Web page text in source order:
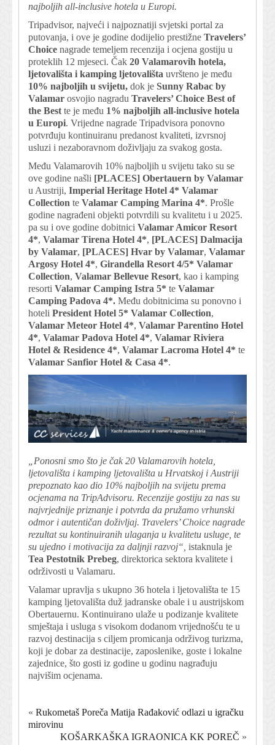
najboljih all-inclusive hotela u Europi.
Tripadvisor, najveći i najpoznatiji svjetski portal za
putovanja, i ove je godine dodijelio prestižne Travelers’
Choice nagrade temeljem recenzija i ocjena gostiju u
proteklih 12 mjeseci. Čak 20 Valamarovih hotela,
ljetovališta i kamping ljetovališta uvršteno je među
10% najboljih u svijetu, dok je Sunny Rabac by
Valamar osvojio nagradu Travelers’ Choice Best of
the Best te je među 1% najboljih all-inclusive hotela
u Europi. Vrijedne nagrade Tripadvisora ponovno
potvrđuju kontinuiranu predanost kvaliteti, izvrsnoj
usluzi i nezaboravnom doživljaju za svakog gosta.
Među Valamarovih 10% najboljih u svijetu tako su se
ove godine našli [PLACES] Obertauern by Valamar
u Austriji, Imperial Heritage Hotel 4* Valamar
Collection te Valamar Camping Marina 4*. Prošle
godine nagrađeni objekti potvrdili su kvalitetu i u 2025.
pa su i ove godine dobitnici Valamar Amicor Resort
4*, Valamar Tirena Hotel 4*, [PLACES] Dalmacija
by Valamar, [PLACES] Hvar by Valamar, Valamar
Argosy Hotel 4*, Girandella Resort 4/5* Valamar
Collection, Valamar Bellevue Resort, kao i kamping
resorti Valamar Camping Istra 5* te Valamar
Camping Padova 4*. Među dobitnicima su ponovno i
hoteli President Hotel 5* Valamar Collection,
Valamar Meteor Hotel 4*, Valamar Parentino Hotel
4*, Valamar Padova Hotel 4*, Valamar Riviera
Hotel & Residence 4*, Valamar Lacroma Hotel 4* te
Valamar Sanfior Hotel & Casa 4*.
„Ponosni smo što je čak 20 Valamarovih hotela,
ljetovališta i kamping ljetovališta u Hrvatskoj i Austriji
prepoznato kao dio 10% najboljih na svijetu prema
ocjenama na TripAdvisoru. Recenzije gostiju za nas su
najvrjednije priznanje i potvrda da pružamo vrhunski
odmor i autentičan doživljaj. Travelers’ Choice nagrade
rezultat su kontinuiranih ulaganja u kvalitetu usluge, te
su ujedno i motivacija za daljnji razvoj“, istaknula je
Tea Pestotnik Prebeg, direktorica sektora kvalitete i
održivosti u Valamaru.
Valamar upravlja s ukupno 36 hotela i ljetovališta te 15
kamping ljetovališta duž jadranske obale i u austrijskom
Obertauernu. Kontinuirano ulaže u podizanje kvalitete
smještaja i usluga s visokom dodanom vrijednošću te u
razvoj destinacija s ciljem promicanja održivog turizma,
koji je dobar za destinacije, zaposlenike, goste i lokalne
zajednice, što gosti iz godine u godinu nagrađuju
najvišim ocjenama.
« Rukometaš Poreča Matija Rađaković odlazi u igračku
mirovinu
KOŠARKAŠKA IGRAONICA KK POREČ »